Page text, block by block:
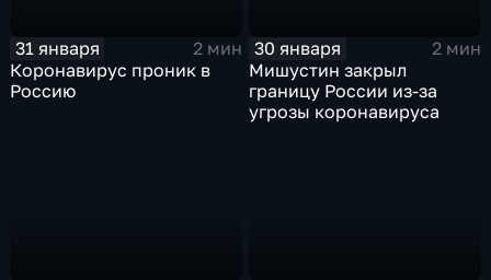
31 января
2 мин
Коронавирус проник в
Россию
30 января
2 мин
Мишустин закрыл
границу России из-за
угрозы коронавируса